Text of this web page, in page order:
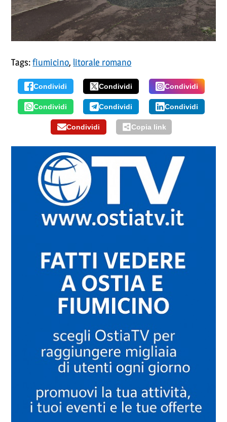
Tags:fiumicino, litorale romano
Condividi Condividi Condividi
Condividi Condividi Condividi
Condividi Copia link